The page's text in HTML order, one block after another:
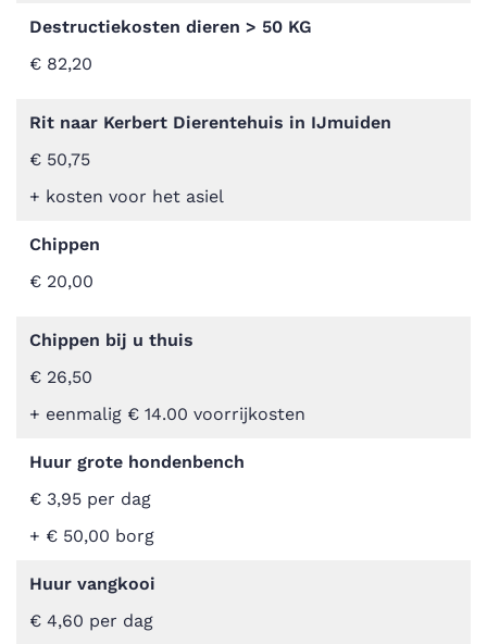
Destructiekosten dieren > 50 KG
€ 82,20
Rit naar Kerbert Dierentehuis in IJmuiden
€ 50,75
+ kosten voor het asiel
Chippen
€ 20,00
Chippen bij u thuis
€ 26,50
+ eenmalig € 14.00 voorrijkosten
Huur grote hondenbench
€ 3,95 per dag
+ € 50,00 borg
Huur vangkooi
€ 4,60 per dag